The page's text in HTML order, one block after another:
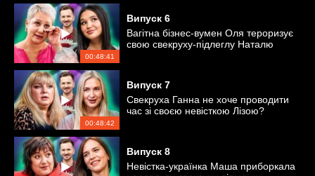
00:48:41
Випуск 6
Вагітна бізнес-вумен Оля тероризує
свою свекруху-підлеглу Наталю
00:48:42
Випуск 7
Свекруха Ганна не хоче проводити
час зі своєю невісткою Лізою?
Випуск 8
Невістка-українка Маша приборкала